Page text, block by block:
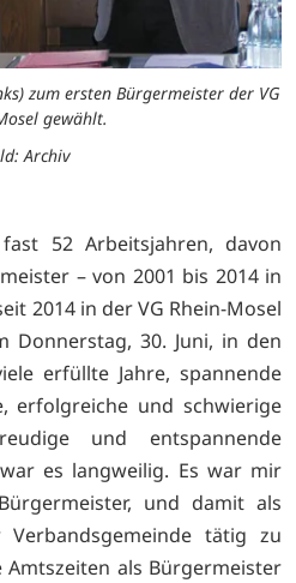
zum ersten Bürgermeister der VG
gewählt.
Archiv
52 Arbeitsjahren, davon
– von 2001 bis 2014 in
2014 in der VG Rhein-Mosel
Donnerstag, 30. Juni, in den
erfüllte Jahre, spannende
erfolgreiche und schwierige
und entspannende
es langweilig. Es war mir
und damit als
tätig zu
Amtszeiten als Bürgermeister